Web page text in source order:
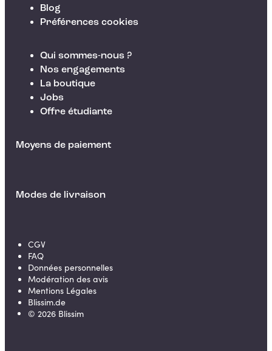
Blog
Préférences cookies
Qui sommes-nous ?
Nos engagements
La boutique
Jobs
Offre étudiante
Moyens de paiement
Modes de livraison
CGV
FAQ
Données personnelles
Modération des avis
Mentions Légales
Blissim.de
© 2026 Blissim